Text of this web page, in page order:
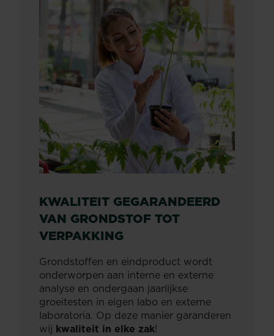
KWALITEIT GEGARANDEERD
VAN GRONDSTOF TOT
VERPAKKING
Grondstoffen en eindproduct wordt
onderworpen aan interne en externe
analyse en ondergaan jaarlijkse
groeitesten in eigen labo en externe
laboratoria. Op deze manier garanderen
wij kwaliteit in elke zak!